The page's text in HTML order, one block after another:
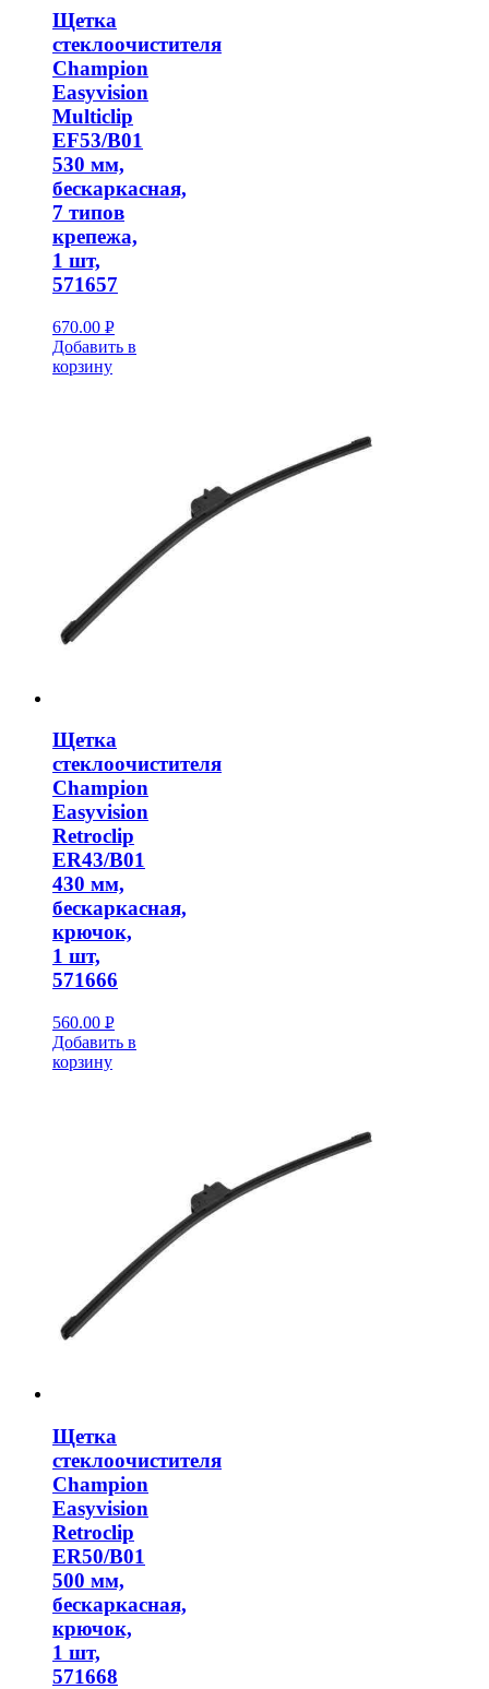
Щетка
стеклоочистителя
Champion
Easyvision
Multiclip
EF53/B01
530 мм,
бескаркасная,
7 типов
крепежа,
1 шт,
571657
670.00 Р
УБ.
Добавить в
корзину
Щетка
стеклоочистителя
Champion
Easyvision
Retroclip
ER43/B01
430 мм,
бескаркасная,
крючок,
1 шт,
571666
560.00 Р
УБ.
Добавить в
корзину
Щетка
стеклоочистителя
Champion
Easyvision
Retroclip
ER50/B01
500 мм,
бескаркасная,
крючок,
1 шт,
571668